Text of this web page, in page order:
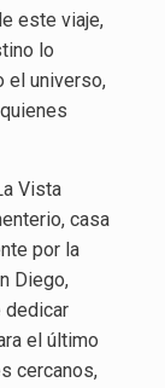
este viaje,
lo
el universo,
Vista
casa
por la
Diego,
dedicar
el último
cercanos,